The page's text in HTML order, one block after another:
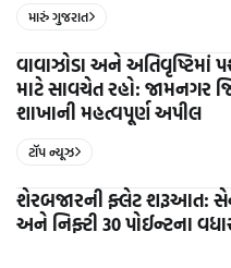
મારું ગુજરાત
વાવાઝોડા અને અતિવૃષ્ટિમાં
માટે સાવચેત રહો: જામનગર
શાખાની મહત્વપૂર્ણ અપીલ
ટૉપ ન્યૂઝ
શેરબજારની ફ્લેટ શરૂઆત:
અને નિફ્ટી 30 પોઈન્ટના